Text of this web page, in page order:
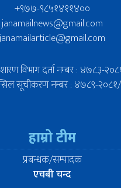
+९७७-९८५१४११४००
janamailnews@gmail.com
विभाग दर्ता नम्बर : ४७८३-
सूचीकरण नम्बर : ४७८९-
हाम्रो टीम
प्रबन्धक/सम्पादक
एचबी चन्द